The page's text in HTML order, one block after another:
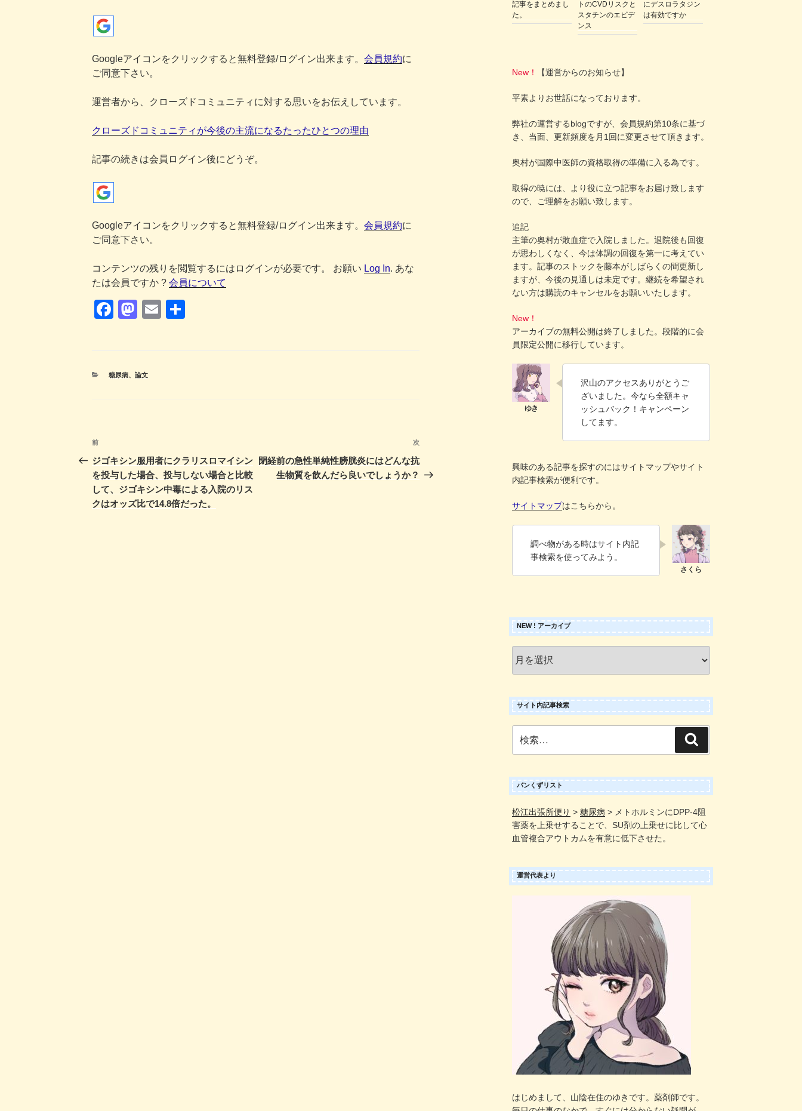
Googleアイコンをクリックすると無料登録/ログイン出来ます。 会員規約に
ご同意下さい。
運営者から、クローズドコミュニティに対する思いをお伝えしています。
クローズドコミュニティが今後の主流になるたったひとつの理由
記事の続きは会員ログイン後にどうぞ。
Googleアイコンをクリックすると無料登録/ログイン出来ます。 会員規約に
ご同意下さい。
コンテンツの残りを閲覧するにはログインが必要です。 お願い Log In. あな
たは会員ですか ? 会員について
F
e
b
M
o
d
E
カ
糖尿病、 論文
投
稿
ナ
ビ
前
の
投
稿
前
ジゴキシン服用者にクラリスロマイシン
を投与した場合、投与しない場合と比較
して、ジゴキシン中毒による入院のリス
クはオッズ比で14.8倍だった。
次
の
投
次
閉経前の急性単純性膀胱炎にはどんな抗
生物質を飲んだら良いでしょうか？
記事をまとめまし
た。
トのCVDリスクと
スタチンのエビデ
ンス
にデスロラタジン
は有効ですか
New！ 【運営からのお知らせ】
平素よりお世話になっております。
弊社の運営するblogですが、会員規約第10条に基づ
き、当面、更新頻度を月1回に変更させて頂きます。
奥村が国際中医師の資格取得の準備に入る為です。
取得の暁には、より役に立つ記事をお届け致します
ので、ご理解をお願い致します。
追記
主筆の奥村が敗血症で入院しました。退院後も回復
が思わしくなく、今は体調の回復を第一に考えてい
ます。記事のストックを藤本がしばらくの間更新し
ますが、今後の見通しは未定です。継続を希望され
ない方は購読のキャンセルをお願いいたします。
New！
アーカイブの無料公開は終了しました。段階的に会
員限定公開に移行しています。
沢山のアクセスありがとうご
ざいました。今なら全額キャ
ッシュバック！キャンペーン
してます。
興味のある記事を探すのにはサイトマップやサイト
内記事検索が便利です。
サイトマップはこちらから。
調べ物がある時はサイト内記
事検索を使ってみよう。
NEW ! アーカイブ
カ
イ
サイト内記事検索
索:
索
パンくずリスト
松江出張所便り >糖尿病 > メトホルミンにDPP-4阻
害薬を上乗せすることで、SU剤の上乗せに比して心
血管複合アウトカムを有意に低下させた。
運営代表より
はじめまして、山陰在住のゆきです。薬剤師です。